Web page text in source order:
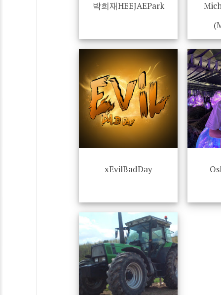
박희재HEEJAEPark
xEvilBadDay